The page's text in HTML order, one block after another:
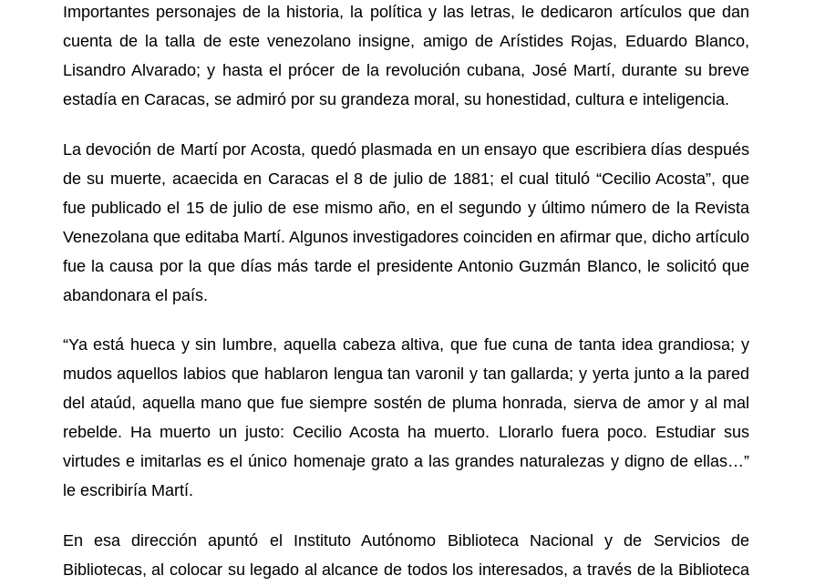
Importantes personajes de la historia, la política y las letras, le dedicaron artículos que dan
cuenta de la talla de este venezolano insigne, amigo de Arístides Rojas, Eduardo Blanco,
Lisandro Alvarado; y hasta el prócer de la revolución cubana, José Martí, durante su breve
estadía en Caracas, se admiró por su grandeza moral, su honestidad, cultura e inteligencia.
La devoción de Martí por Acosta, quedó plasmada en un ensayo que escribiera días después
de su muerte, acaecida en Caracas el 8 de julio de 1881; el cual tituló “Cecilio Acosta”, que
fue publicado el 15 de julio de ese mismo año, en el segundo y último número de la Revista
Venezolana que editaba Martí. Algunos investigadores coinciden en afirmar que, dicho artículo
fue la causa por la que días más tarde el presidente Antonio Guzmán Blanco, le solicitó que
abandonara el país.
“Ya está hueca y sin lumbre, aquella cabeza altiva, que fue cuna de tanta idea grandiosa; y
mudos aquellos labios que hablaron lengua tan varonil y tan gallarda; y yerta junto a la pared
del ataúd, aquella mano que fue siempre sostén de pluma honrada, sierva de amor y al mal
rebelde. Ha muerto un justo: Cecilio Acosta ha muerto. Llorarlo fuera poco. Estudiar sus
virtudes e imitarlas es el único homenaje grato a las grandes naturalezas y digno de ellas…”
le escribiría Martí.
En esa dirección apuntó el Instituto Autónomo Biblioteca Nacional y de Servicios de
Bibliotecas, al colocar su legado al alcance de todos los interesados, a través de la Biblioteca